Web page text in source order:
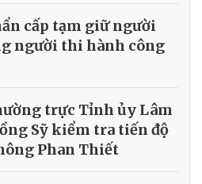
cấp tạm giữ người
người thi hành công
trực Tỉnh ủy Lâm
Sỹ kiểm tra tiến độ
Phan Thiết